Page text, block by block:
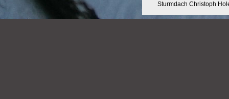
Sturmdach Christoph